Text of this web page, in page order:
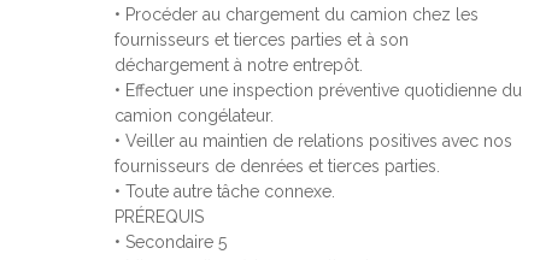
• Procéder au chargement du camion chez les
fournisseurs et tierces parties et à son
déchargement à notre entrepôt.
• Effectuer une inspection préventive quotidienne du
camion congélateur.
• Veiller au maintien de relations positives avec nos
fournisseurs de denrées et tierces parties.
• Toute autre tâche connexe.
PRÉREQUIS
• Secondaire 5